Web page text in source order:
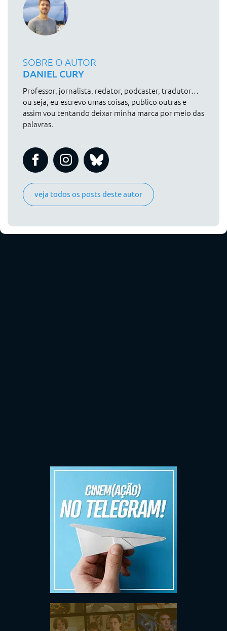
SOBRE O AUTOR
DANIEL CURY
Professor, jornalista, redator, podcaster, tradutor…
ou seja, eu escrevo umas coisas, publico outras e
assim vou tentando deixar minha marca por meio das
palavras.
veja todos os posts deste autor